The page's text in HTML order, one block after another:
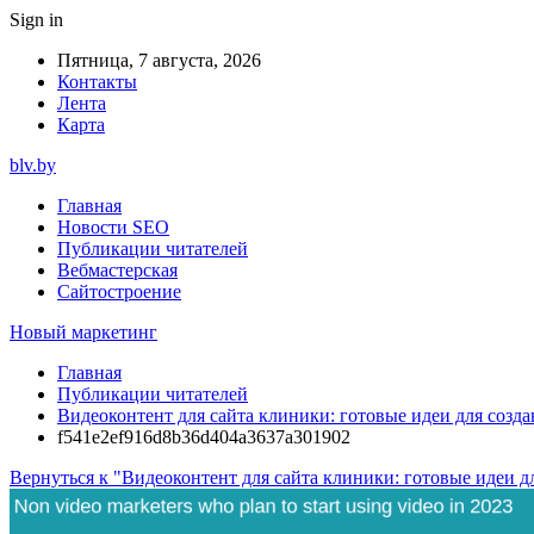
Sign in
Пятница, 7 августа, 2026
Контакты
Лента
Карта
blv.by
Главная
Новости SEO
Публикации читателей
Вебмастерская
Сайтостроение
Новый маркетинг
Главная
Публикации читателей
Видеоконтент для сайта клиники: готовые идеи для
f541e2ef916d8b36d404a3637a301902
Вернуться к "Видеоконтент для сайта клиники: готовые идеи